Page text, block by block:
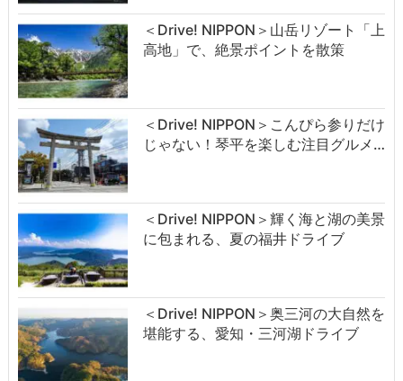
＜Drive! NIPPON＞山岳リゾート「上
高地」で、絶景ポイントを散策
＜Drive! NIPPON＞こんぴら参りだけ
じゃない！琴平を楽しむ注目グルメ…
＜Drive! NIPPON＞輝く海と湖の美景
に包まれる、夏の福井ドライブ
＜Drive! NIPPON＞奥三河の大自然を
堪能する、愛知・三河湖ドライブ